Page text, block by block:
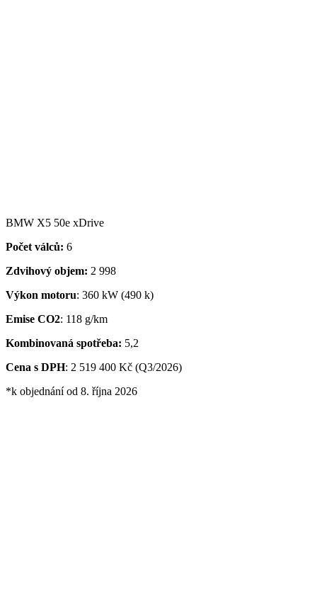
BMW X5 50e xDrive
Počet válců: 6
Zdvihový objem: 2 998
Výkon motoru: 360 kW (490 k)
Emise CO2: 118 g/km
Kombinovaná spotřeba: 5,2
Cena s DPH: 2 519 400 Kč (Q3/2026)
*k objednání od 8. října 2026